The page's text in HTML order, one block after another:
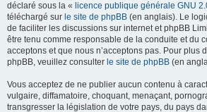
déclaré sous la « licence publique générale GNU
téléchargé sur le site de phpBB (en anglais). Le
de faciliter les discussions sur internet et phpBB
être tenu comme responsable de la conduite et du
acceptons et que nous n’acceptons pas. Pour plus
phpBB, veuillez consulter le site de phpBB (en
Vous acceptez de ne publier aucun contenu à
vulgaire, diffamatoire, choquant, menaçant,
transgresser la législation de votre pays, du pays